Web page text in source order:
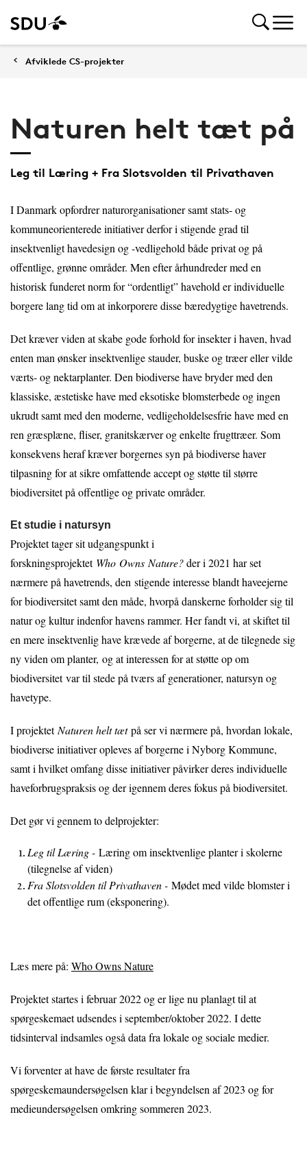
Afviklede CS-projekter
Naturen helt tæt på
Leg til Læring + Fra Slotsvolden til Privathaven
I Danmark opfordrer naturorganisationer samt stats- og
kommuneorienterede initiativer derfor i stigende grad til
insektvenligt havedesign og -vedligehold både privat og på
offentlige, grønne områder. Men efter århundreder med en
historisk funderet norm for “ordentligt” havehold er individuelle
borgere lang tid om at inkorporere disse bæredygtige havetrends.
Det kræver viden at skabe gode forhold for insekter i haven, hvad
enten man ønsker insektvenlige stauder, buske og træer eller vilde
værts- og nektarplanter. Den biodiverse have bryder med den
klassiske, æstetiske have med eksotiske blomsterbede og ingen
ukrudt samt med den moderne, vedligeholdelsesfrie have med en
ren græsplæne, fliser, granitskærver og enkelte frugttræer. Som
konsekvens heraf kræver borgernes syn på biodiverse haver
tilpasning for at sikre omfattende accept og støtte til større
biodiversitet på offentlige og private områder.
Et studie i natursyn
Projektet tager sit udgangspunkt i
forskningsprojektet Who Owns Nature?der i 2021 har set
nærmere på havetrends, den stigende interesse blandt haveejerne
for biodiversitet samt den måde, hvorpå danskerne forholder sig til
natur og kultur indenfor havens rammer. Her fandt vi, at skiftet til
en mere insektvenlig have krævede af borgerne, at de tilegnede sig
ny viden om planter, og at interessen for at støtte op om
biodiversitet var til stede på tværs af generationer, natursyn og
havetype.
I projektet Naturen helt tætpå ser vi nærmere på, hvordan lokale,
biodiverse initiativer opleves af borgerne i Nyborg Kommune,
samt i hvilket omfang disse initiativer påvirker deres individuelle
haveforbrugspraksis og der igennem deres fokus på biodiversitet.
Det gør vi gennem to delprojekter:
Leg til Læring -Læring om insektvenlige planter i skolerne
(tilegnelse af viden)
Fra Slotsvolden til Privathaven -Mødet med vilde blomster i
det offentlige rum (eksponering).
Læs mere på: Who Owns Nature
Projektet startes i februar 2022 og er lige nu planlagt til at
spørgeskemaet udsendes i september/oktober 2022. I dette
tidsinterval indsamles også data fra lokale og sociale medier.
Vi forventer at have de første resultater fra
spørgeskemaundersøgelsen klar i begyndelsen af 2023 og for
medieundersøgelsen omkring sommeren 2023.